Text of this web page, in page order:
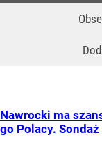
Nawrocki ma
go Polacy. Sondaż